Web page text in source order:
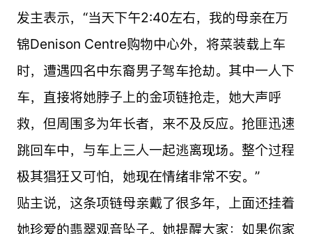
发主表示，“当天下午2:40左右，我的母亲在万
锦Denison Centre购物中心外，将菜装载上车
时，遭遇四名中东裔男子驾车抢劫。其中一人下
车，直接将她脖子上的金项链抢走，她大声呼
救，但周围多为年长者，来不及反应。抢匪迅速
跳回车中，与车上三人一起逃离现场。整个过程
极其猖狂又可怕，她现在情绪非常不安。”
贴主说，这条项链母亲戴了很多年，上面还挂着
她珍爱的翡翠观音坠子。她提醒大家：如果你家